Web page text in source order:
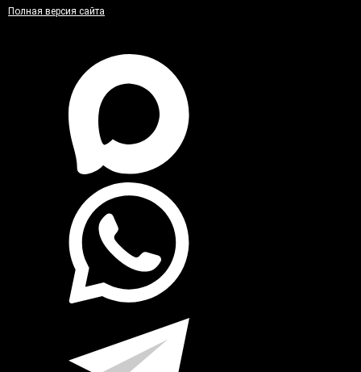
Полная версия сайта